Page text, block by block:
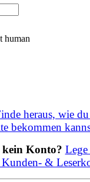
human
heraus, wie
bekommen
kein Konto?
Kunden- &